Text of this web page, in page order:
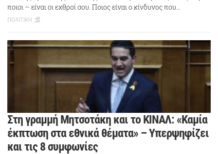
ποιοι – είναι οι εχθροί σου. Ποιος είναι ο κίνδυνος που…
ΠΟΛΙΤΙΚΗ
Στη γραμμή Μητσοτάκη και το ΚΙΝΑΛ: «Καμία
έκπτωση στα εθνικά θέματα» – Υπερψηφίζει
και τις 8 συμφωνίες